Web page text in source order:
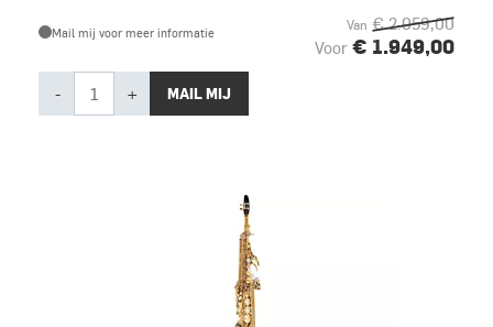
Mail mij voor meer informatie Van € 2.059,00
Voor € 1.949,00
- + MAIL MIJ